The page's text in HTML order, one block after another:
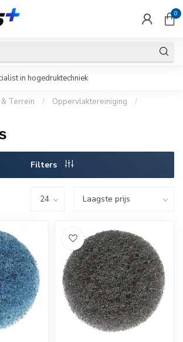
0
in hogedruktechniek
Terrein / Oppervlaktereiniging
/
Filters